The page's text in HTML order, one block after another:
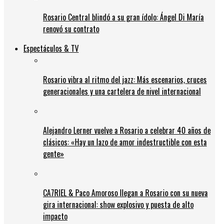
Rosario Central blindó a su gran ídolo: Ángel Di María
renovó su contrato
Espectáculos & TV
Rosario vibra al ritmo del jazz: Más escenarios, cruces
generacionales y una cartelera de nivel internacional
Alejandro Lerner vuelve a Rosario a celebrar 40 años de
clásicos: «Hay un lazo de amor indestructible con esta
gente»
CA7RIEL & Paco Amoroso llegan a Rosario con su nueva
gira internacional: show explosivo y puesta de alto
impacto